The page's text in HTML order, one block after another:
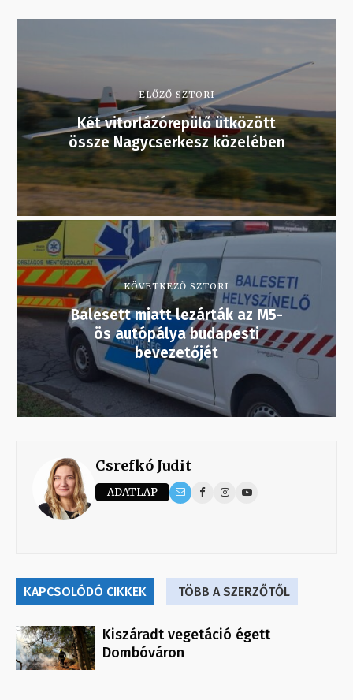
ELŐZŐ SZTORI
Két vitorlázórepülő ütközött
össze Nagycserkesz közelében
KÖVETKEZŐ SZTORI
Balesett miatt lezárták az M5-
ös autópálya budapesti
bevezetőjét
Csrefkó Judit
ADATLAP
KAPCSOLÓDÓ CIKKEK TÖBB A SZERZŐTŐL
Kiszáradt vegetáció égett
Dombóváron